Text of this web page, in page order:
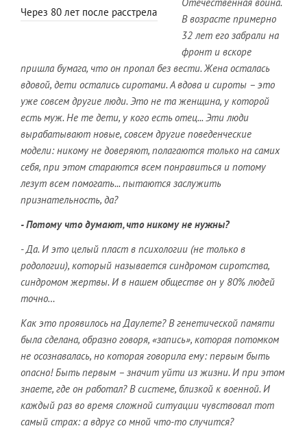
Через 80 лет после расстрела
В возрасте примерно
32 лет его забрали на
фронт и вскоре
пришла бумага, что он пропал без вести. Жена осталась
вдовой, дети остались сиротами. А вдова и сироты – это
уже совсем другие люди. Это не та женщина, у которой
есть муж. Не те дети, у кого есть отец... Эти люди
вырабатывают новые, совсем другие поведенческие
модели: никому не доверяют, полагаются только на самих
себя, при этом стараются всем понравиться и потому
лезут всем помогать... пытаются заслужить
признательность, да?
- Потому что думают, что никому не нужны?
- Да. И это целый пласт в психологии (не только в
родологии), который называется синдромом сиротства,
синдромом жертвы. И в нашем обществе он у 80% людей
точно…
Как это проявилось на Даулете? В генетической памяти
была сделана, образно говоря, «запись», которая потомком
не осознавалась, но которая говорила ему: первым быть
опасно! Быть первым – значит уйти из жизни. И при этом
знаете, где он работал? В системе, близкой к военной. И
каждый раз во время сложной ситуации чувствовал тот
самый страх: а вдруг со мной что-то случится?